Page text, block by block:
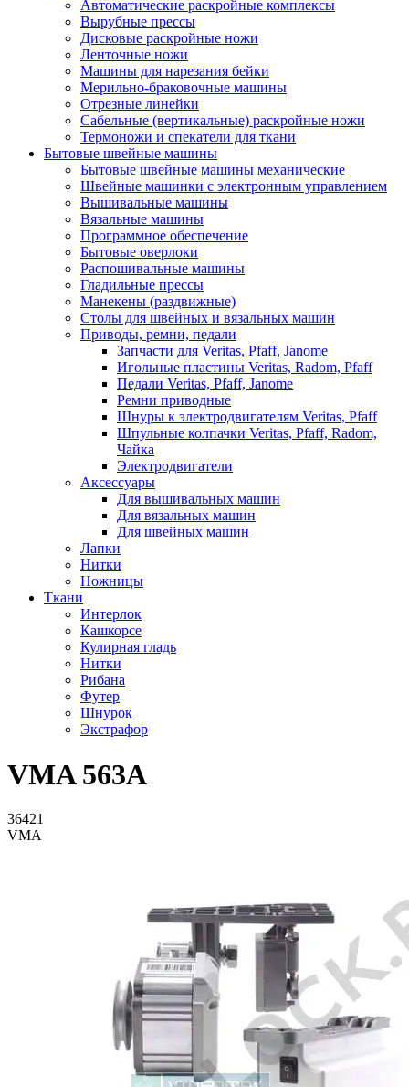
Автоматические раскройные комплексы
Вырубные прессы
Дисковые раскройные ножи
Ленточные ножи
Машины для нарезания бейки
Мерильно-браковочные машины
Отрезные линейки
Сабельные (вертикальные) раскройные ножи
Термоножи и спекатели для ткани
Бытовые швейные машины
Бытовые швейные машины механические
Швейные машинки с электронным управлением
Вышивальные машины
Вязальные машины
Программное обеспечение
Бытовые оверлоки
Распошивальные машины
Гладильные прессы
Манекены (раздвижные)
Столы для швейных и вязальных машин
Приводы, ремни, педали
Запчасти для Veritas, Pfaff, Janome
Игольные пластины Veritas, Radom, Pfaff
Педали Veritas, Pfaff, Janome
Ремни приводные
Шнуры к электродвигателям Veritas, Pfaff
Шпульные колпачки Veritas, Pfaff, Radom,
Чайка
Электродвигатели
Аксессуары
Для вышивальных машин
Для вязальных машин
Для швейных машин
Лапки
Нитки
Ножницы
Ткани
Интерлок
Кашкорсе
Кулирная гладь
Нитки
Рибана
Футер
Шнурок
Экстрафор
VMA 563A
36421
VMA